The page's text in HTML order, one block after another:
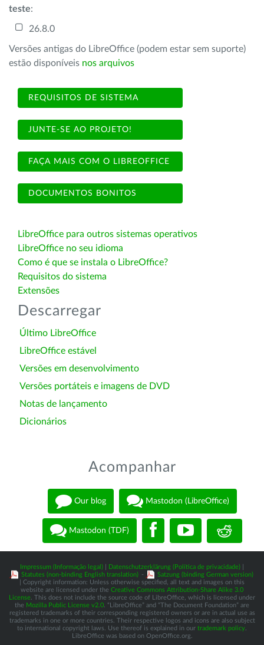
teste:
26.8.0
Versões antigas do LibreOffice (podem estar sem suporte)
estão disponíveis nos arquivos
REQUISITOS DE SISTEMA
JUNTE-SE AO PROJETO!
FAÇA MAIS COM O LIBREOFFICE
DOCUMENTOS BONITOS
LibreOffice para outros sistemas operativos
LibreOffice no seu idioma
Como é que se instala o LibreOffice?
Requisitos do sistema
Extensões
Descarregar
Último LibreOffice
LibreOffice estável
Versões em desenvolvimento
Versões portáteis e imagens de DVD
Notas de lançamento
Dicionários
Acompanhar
Our blog Mastodon (LibreOffice)
Mastodon (TDF)
Impressum (Informação legal) Datenschutzerklärung (Política de privacidade)
Statutes (non-binding English translation) -
Satzung (binding German version)
| Copyright information: Unless otherwise specified, all text and images on this
website are licensed under the Creative Commons Attribution-Share Alike 3.0
License . This does not include the source code of LibreOffice, which is licensed under
the Mozilla Public License v2.0 . “LibreOffice” and “The Document Foundation” are
registered trademarks of their corresponding registered owners or are in actual use as
trademarks in one or more countries. Their respective logos and icons are also subject
to international copyright laws. Use thereof is explained in our trademark policy
LibreOffice was based on OpenOffice.org.